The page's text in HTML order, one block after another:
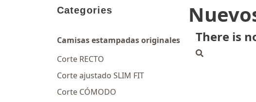
Categories
Camisas estampadas originales
Corte RECTO
Corte ajustado SLIM FIT
Corte CÓMODO
There is